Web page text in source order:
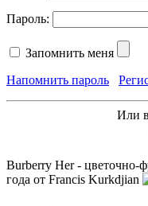
Пароль:
Запомнить меня
Напомнить пароль
Или
Burberry Her - цветочно-
года от Francis Kurkdjian